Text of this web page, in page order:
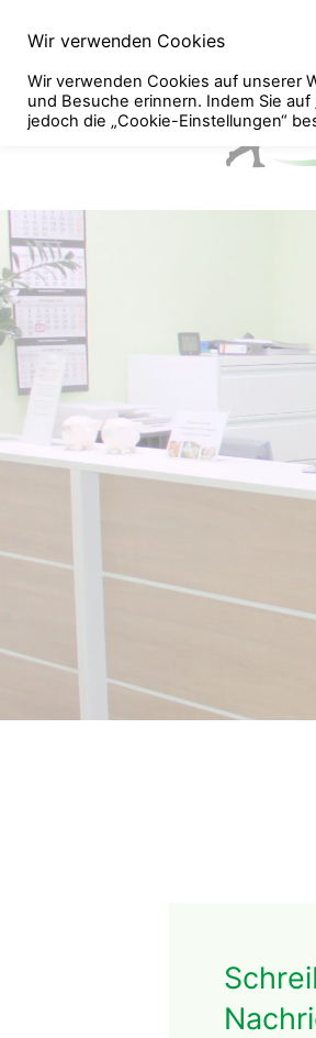
Wir verwenden Cookies
Wir verwenden Cookies auf unserer
und Besuche erinnern. Indem Sie
jedoch die „Cookie-Einstellungen“